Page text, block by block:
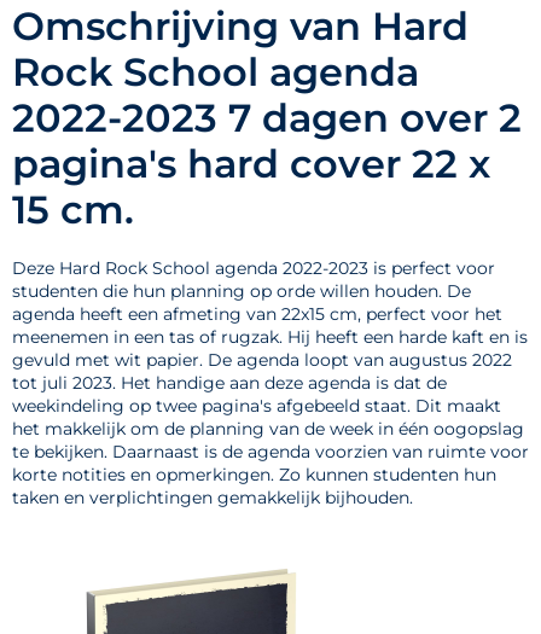
Omschrijving van Hard
Rock School agenda
2022-2023 7 dagen over 2
pagina's hard cover 22 x
15 cm.
Deze Hard Rock School agenda 2022-2023 is perfect voor
studenten die hun planning op orde willen houden. De
agenda heeft een afmeting van 22x15 cm, perfect voor het
meenemen in een tas of rugzak. Hij heeft een harde kaft en is
gevuld met wit papier. De agenda loopt van augustus 2022
tot juli 2023. Het handige aan deze agenda is dat de
weekindeling op twee pagina's afgebeeld staat. Dit maakt
het makkelijk om de planning van de week in één oogopslag
te bekijken. Daarnaast is de agenda voorzien van ruimte voor
korte notities en opmerkingen. Zo kunnen studenten hun
taken en verplichtingen gemakkelijk bijhouden.